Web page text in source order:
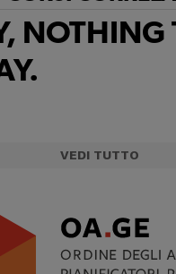
migliorare il servizio
NOTHING
VEDI TUTTO